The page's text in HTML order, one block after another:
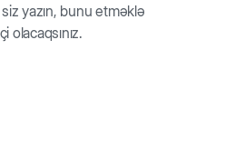
yazın, bunu etməklə
olacaqsınız.